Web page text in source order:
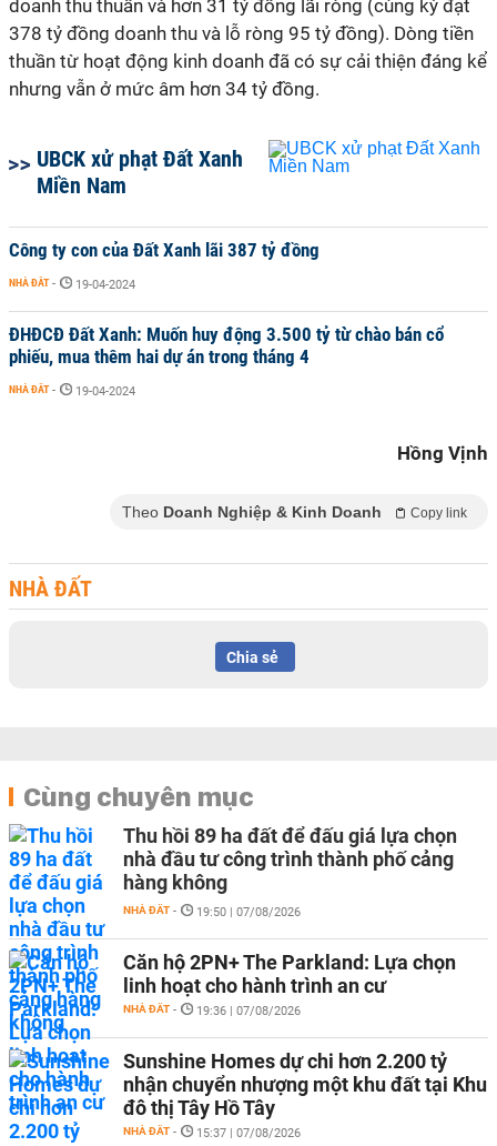
doanh thu thuần và hơn 31 tỷ đồng lãi ròng (cùng kỳ đạt
378 tỷ đồng doanh thu và lỗ ròng 95 tỷ đồng). Dòng tiền
thuần từ hoạt động kinh doanh đã có sự cải thiện đáng kể
nhưng vẫn ở mức âm hơn 34 tỷ đồng.
UBCK xử phạt Đất Xanh
Miền Nam
Công ty con của Đất Xanh lãi 387 tỷ đồng
NHÀ ĐẤT - 19-04-2024
ĐHĐCĐ Đất Xanh: Muốn huy động 3.500 tỷ từ chào bán cổ
phiếu, mua thêm hai dự án trong tháng 4
NHÀ ĐẤT - 19-04-2024
Hồng Vịnh
Theo Doanh Nghiệp & Kinh Doanh Copy link
NHÀ ĐẤT
Chia sẻ
Cùng chuyên mục
Thu hồi 89 ha đất để đấu giá lựa chọn
nhà đầu tư công trình thành phố cảng
hàng không
NHÀ ĐẤT - 19:50 | 07/08/2026
Căn hộ 2PN+ The Parkland: Lựa chọn
linh hoạt cho hành trình an cư
NHÀ ĐẤT - 19:36 | 07/08/2026
Sunshine Homes dự chi hơn 2.200 tỷ
nhận chuyển nhượng một khu đất tại Khu
đô thị Tây Hồ Tây
NHÀ ĐẤT - 15:37 | 07/08/2026